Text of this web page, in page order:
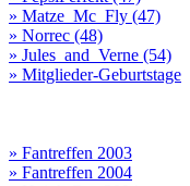
» Matze_Mc_Fly (47)
» Norrec (48)
» Jules_and_Verne (54)
» Mitglieder-Geburtstage
» Fantreffen 2003
» Fantreffen 2004